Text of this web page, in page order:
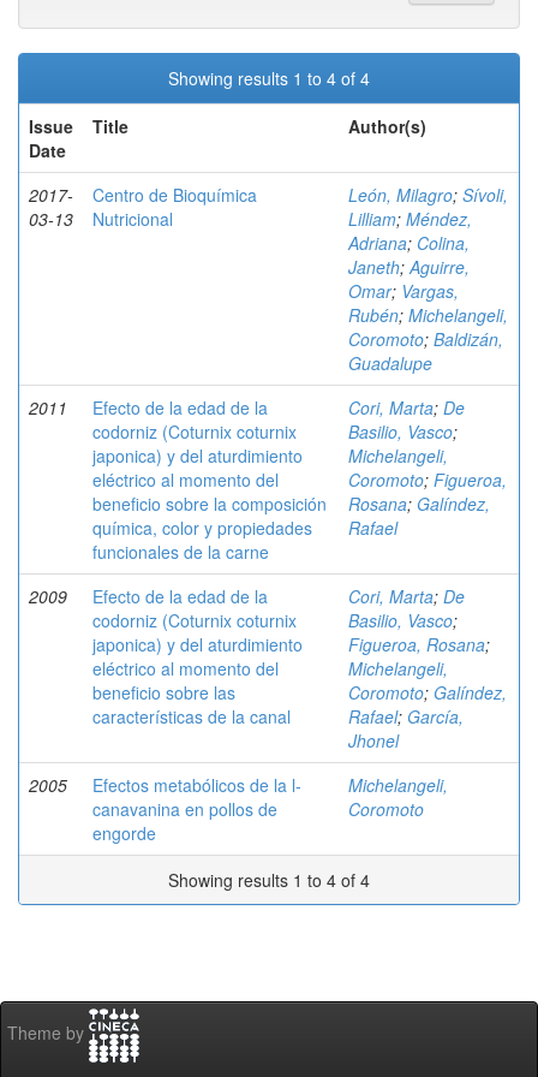
Showing results 1 to 4 of 4
Issue
Date
Title Author(s)
2017-
03-13
Centro de Bioquímica
Nutricional
León, Milagro; Sívoli,
Lilliam; Méndez,
Adriana; Colina,
Janeth;Aguirre,
Omar; Vargas,
Rubén; Michelangeli,
Coromoto; Baldizán,
Guadalupe
2011
Efecto de la edad de la
codorniz (Coturnix coturnix
japonica) y del aturdimiento
eléctrico al momento del
beneficio sobre la composición
química, color y propiedades
funcionales de la carne
Cori, Marta; De
Basilio, Vasco;
Michelangeli,
Coromoto; Figueroa,
Rosana; Galíndez,
Rafael
2009
Efecto de la edad de la
codorniz (Coturnix coturnix
japonica) y del aturdimiento
eléctrico al momento del
beneficio sobre las
características de la canal
Cori, Marta; De
Basilio, Vasco;
Figueroa, Rosana;
Michelangeli,
Coromoto; Galíndez,
Rafael; García,
Jhonel
2005
Efectos metabólicos de la l-
canavanina en pollos de
engorde
Michelangeli,
Coromoto
Showing results 1 to 4 of 4
Theme by